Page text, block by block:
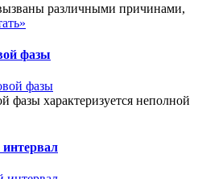
различными причинами,
фазы
фазы характеризуется неполной